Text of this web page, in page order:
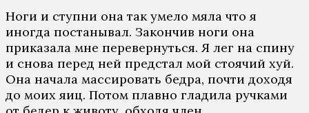
Ноги и ступни она так умело мяла что я
иногда постанывал. Закончив ноги она
приказала мне перевернуться. Я лег на спину
и снова перед ней предстал мой стоячий хуй.
Она начала массировать бедра, почти доходя
до моих яиц. Потом плавно гладила ручками